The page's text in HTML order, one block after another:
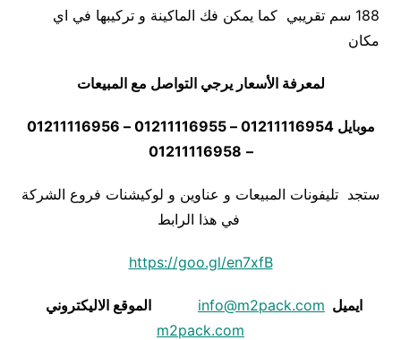
188 سم تقريبي كما يمكن فك الماكينة و تركيبها في اي
مكان
لمعرفة الأسعار يرجي التواصل مع المبيعات
موبايل 01211116954 – 01211116955 – 01211116956
–
01211116958
ستجد تليفونات المبيعات و عناوين و لوكيشنات فروع الشركة
في هذا الرابط
https://goo.gl/en7xfB
ايميل info@m2pack.com الموقع الاليكتروني
m2pack.com